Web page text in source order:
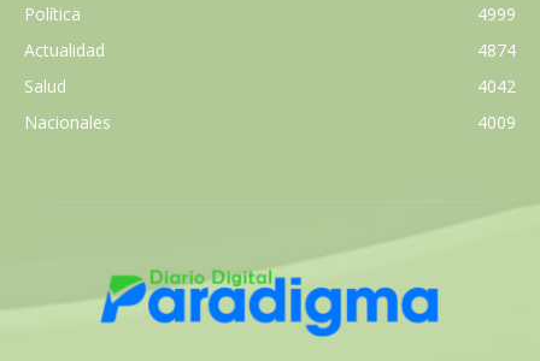
Política
4999
Actualidad
4874
Salud
4042
Nacionales
4009